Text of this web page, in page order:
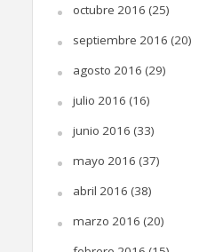
octubre 2016 (25)
septiembre 2016 (20)
agosto 2016 (29)
julio 2016 (16)
junio 2016 (33)
mayo 2016 (37)
abril 2016 (38)
marzo 2016 (20)